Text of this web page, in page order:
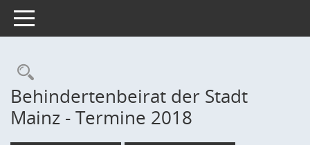
Toggle navigation
Rechercheauswahl
Behindertenbeirat der Stadt
Mainz - Termine 2018